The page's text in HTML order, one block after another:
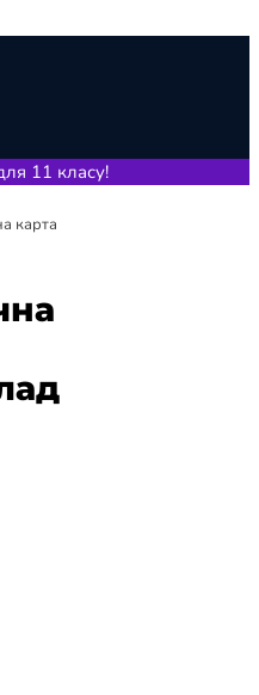
11 класу!
карта